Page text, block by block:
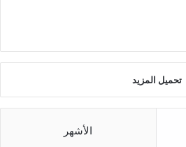
تحميل المزيد
الأشهر